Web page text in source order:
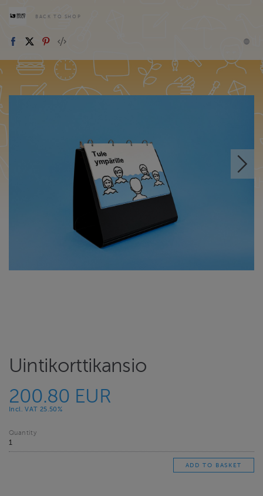
BACK TO SHOP
Uintikorttikansio
200.80 EUR
Incl. VAT 25.50%
Quantity